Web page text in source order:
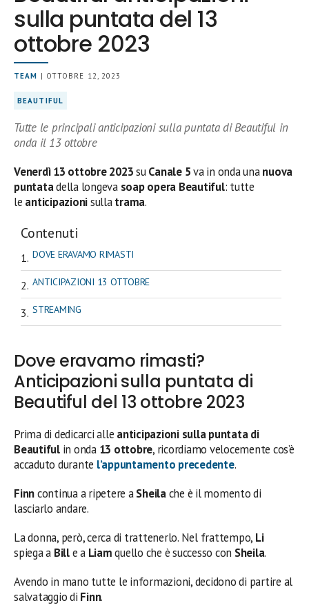
sulla puntata del 13
ottobre 2023
TEAM | OTTOBRE 12, 2023
BEAUTIFUL
Tutte le principali anticipazioni sulla puntata di Beautiful in
onda il 13 ottobre
Venerdì 13 ottobre2023suCanale 5va in onda unanuova
puntatadella longeva soap opera Beautiful: tutte
le anticipazionisullatrama.
Contenuti
DOVE ERAVAMO RIMASTI
ANTICIPAZIONI 13 OTTOBRE
STREAMING
Dove eravamo rimasti?
Anticipazioni sulla puntata di
Beautiful del 13 ottobre 2023
Prima di dedicarci alle anticipazioni sulla puntata di
Beautiful in onda 13 ottobre, ricordiamo velocemente cos’è
accaduto durante l’appuntamento precedente.
Finncontinua a ripetere aSheilache è il momento di
lasciarlo andare.
La donna, però, cerca di trattenerlo. Nel frattempo, Li
spiega a Bille a Liamquello che è successo con Sheila.
Avendo in mano tutte le informazioni, decidono di partire al
salvataggio di Finn.